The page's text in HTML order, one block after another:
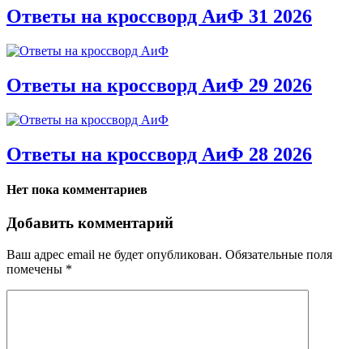
Ответы на кроссворд АиФ 31 2026
Ответы на кроссворд АиФ 29 2026
Ответы на кроссворд АиФ 28 2026
Нет пока комментариев
Добавить комментарий
Ваш адрес email не будет опубликован. Обязательные поля
помечены *